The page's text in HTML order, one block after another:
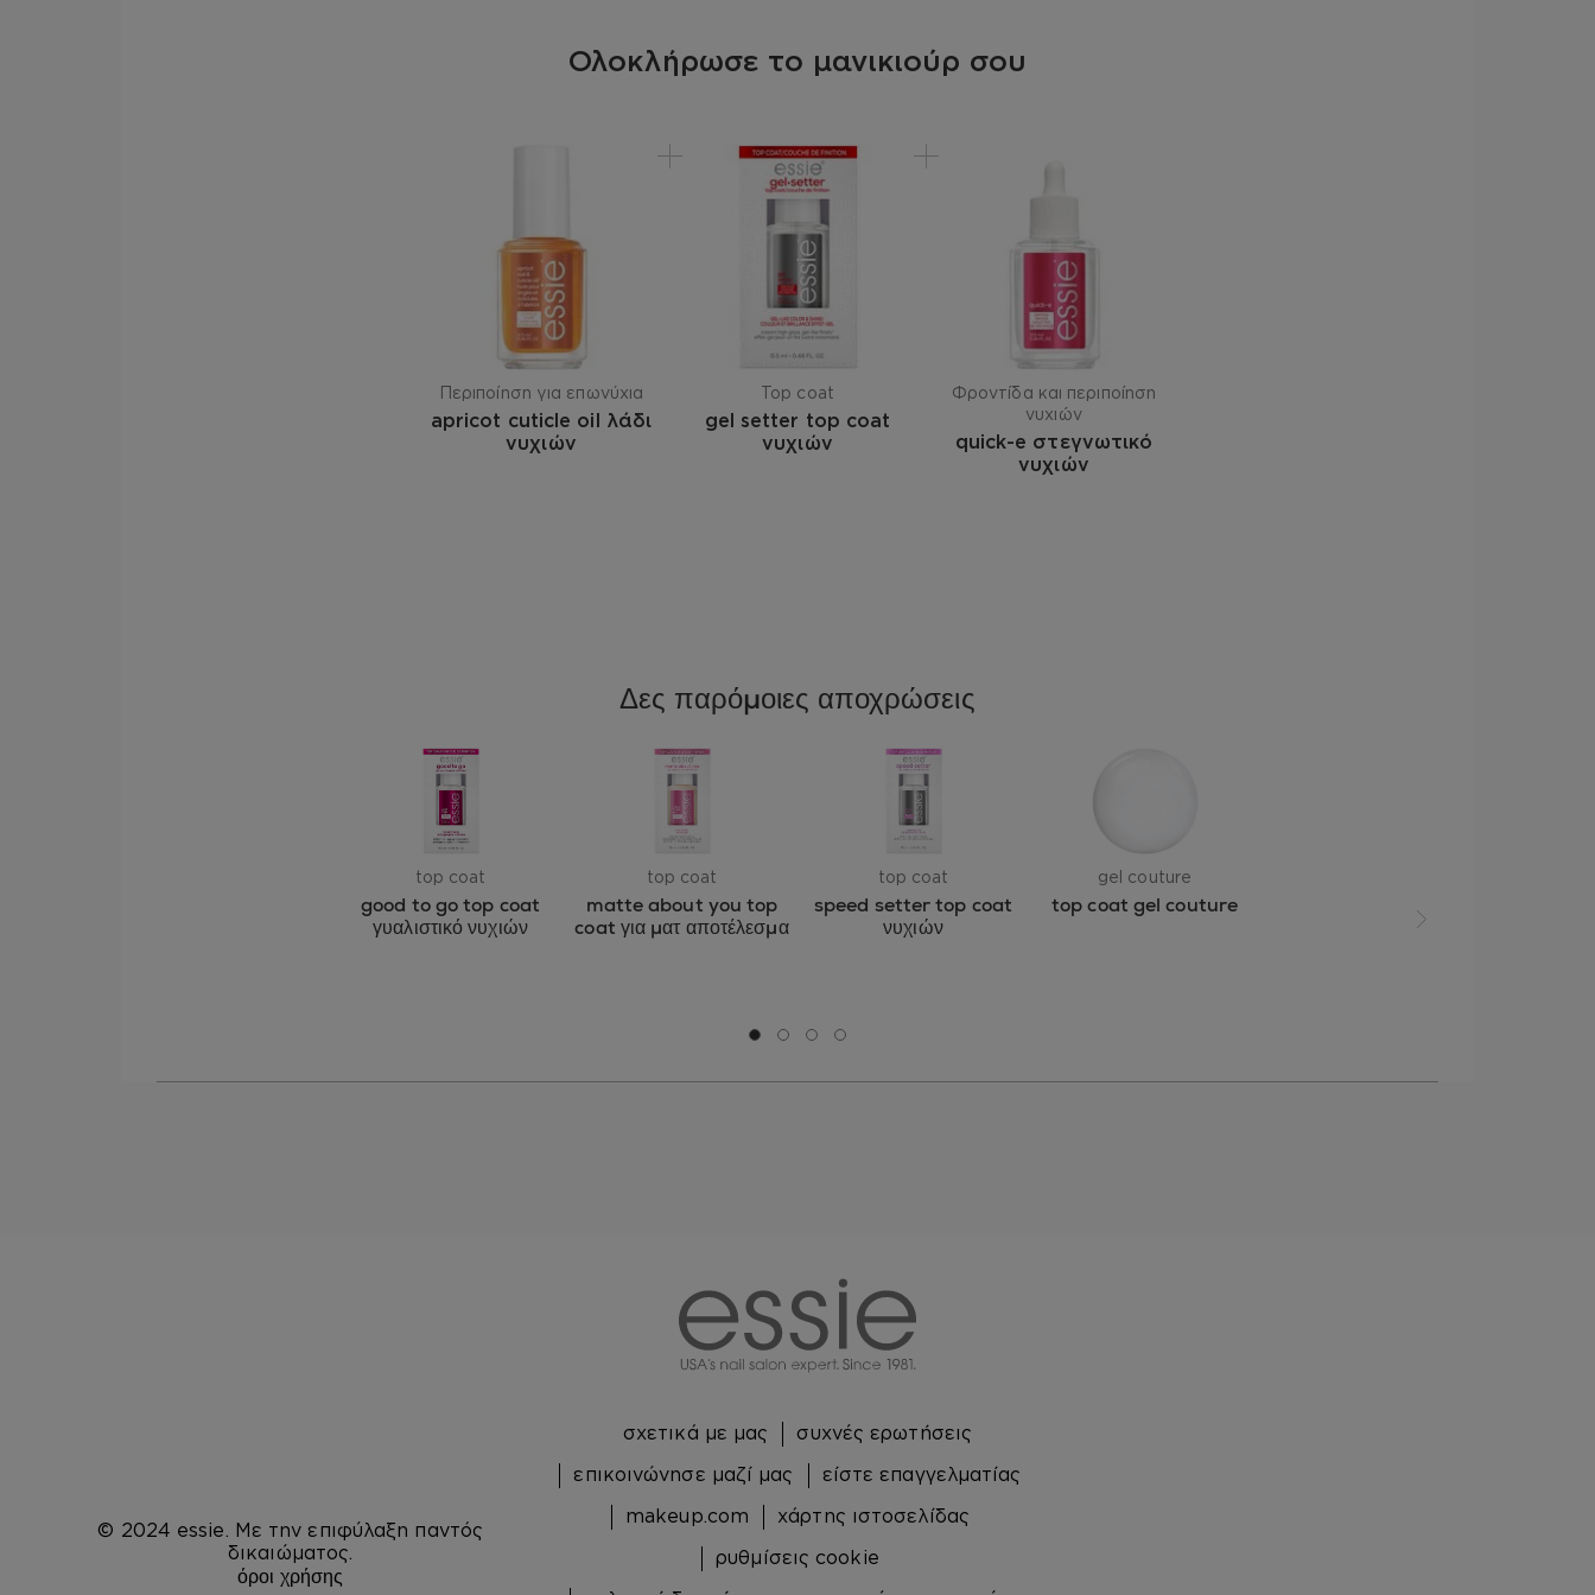
Ολοκλήρωσε το μανικιούρ σου
Περιποίηση για επωνύχια
apricot cuticle oil λάδι
νυχιών
Top coat
gel setter top coat
νυχιών
Φροντίδα και περιποίηση
νυχιών
quick-e στεγνωτικό
νυχιών
Δες παρόμοιες αποχρώσεις
top coat
good to go top coat
γυαλιστικό νυχιών
top coat
matte about you top
coat για ματ αποτέλεσμα
top coat
speed setter top coat
νυχιών
gel couture
top coat gel couture
Μετάβαση σε διαφάνεια 0
Μετάβαση σε διαφάνεια 1
Μετάβαση σε διαφάνεια 2
Μετάβαση σε διαφάνεια 3
© 2024 essie. Με την επιφύλαξη παντός
δικαιώματος.
όροι χρήσης
σχετικά με μας
συχνές ερωτήσεις
επικοινώνησε μαζί μας
είστε επαγγελματίας
makeup.com
χάρτης ιστοσελίδας
ρυθμίσεις cookie